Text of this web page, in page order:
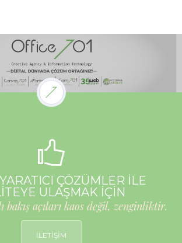
ÇÖZÜMLER İLE
ULAŞMAK İÇİN
bakış açıları kaos değil, zenginliktir.
İLETİŞİM